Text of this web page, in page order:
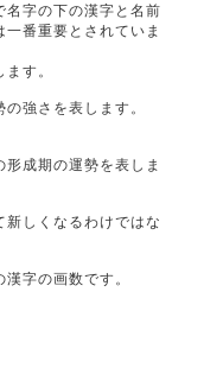
名字の下の漢字と名前
番重要とされていま
す。
強さを表します。
成期の運勢を表しま
新しくなるわけではな
字の画数です。